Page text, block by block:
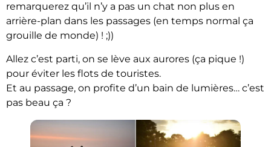
remarquerez qu’il n’y a pas un chat non plus en
arrière-plan dans les passages (en temps normal ça
grouille de monde) ! ;))
Allez c’est parti, on se lève aux aurores (ça pique !)
pour éviter les flots de touristes.
Et au passage, on profite d’un bain de lumières… c’est
pas beau ça ?